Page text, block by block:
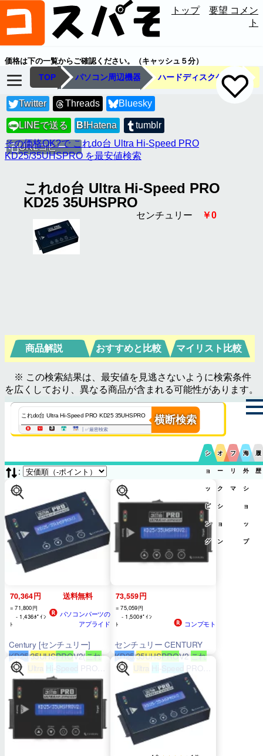
トップ
要望 コメン
ト
価格は下の一覧からご確認ください。（キャッシュ５分）
TOP パソコン周辺機器 ハードディスクケース
Twitter Threads Bluesky
LINE LINEで送る B!Hatena tumblr
URLコピー
その価格OK?で これdo台 Ultra Hi-Speed PRO
KD25/35UHSPRO を最安値検索
これdo台 Ultra Hi-Speed PRO
KD25 35UHSPRO
センチュリー ￥0
商品解説 おすすめと比較 マイリスト比較
※ この検索結果は、最安値を見逃さないように検索条件
を広くしており、異なる商品が含まれる可能性があります。